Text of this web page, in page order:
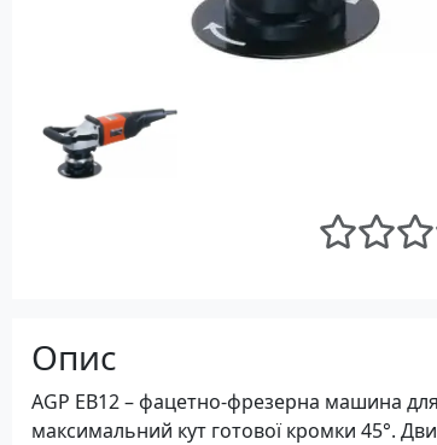
Опис
AGP EB12 – фацетно-фрезерна машина
максимальний кут готової кромки 45°.